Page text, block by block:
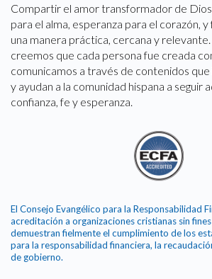
Compartir el amor transformador de
para el alma, esperanza para el corazón, y
una manera práctica, cercana y
creemos que cada persona fue creada
comunicamos a través de contenidos que
y ayudan a la comunidad hispana a seguir
confianza, fe y esperanza.
El Consejo Evangélico para la Responsabilidad
acreditación a organizaciones cristianas sin
demuestran fielmente el cumplimiento de los
para la responsabilidad financiera, la
de gobierno.